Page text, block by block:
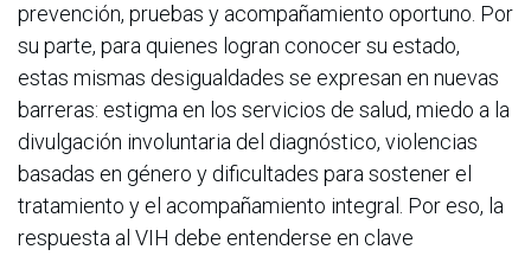
prevención, pruebas y acompañamiento oportuno. Por
su parte, para quienes logran conocer su estado,
estas mismas desigualdades se expresan en nuevas
barreras: estigma en los servicios de salud, miedo a la
divulgación involuntaria del diagnóstico, violencias
basadas en género y dificultades para sostener el
tratamiento y el acompañamiento integral. Por eso, la
respuesta al VIH debe entenderse en clave